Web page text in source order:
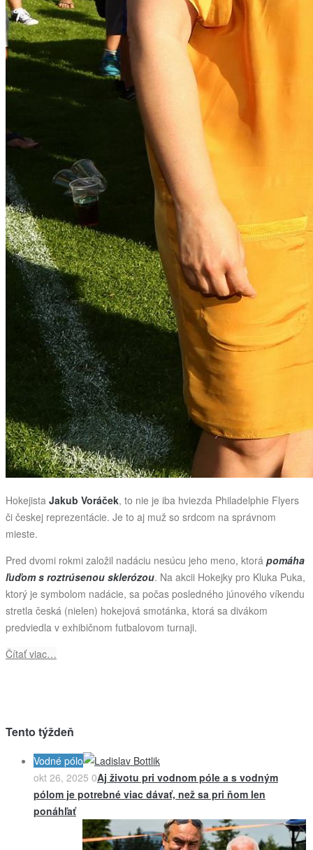
Hokejista Jakub Voráček, to nie je iba hviezda Philadelphie Flyers
či českej reprezentácie. Je to aj muž so srdcom na správnom
mieste.
Pred dvomi rokmi založil nadáciu nesúcu jeho meno, ktorá pomáha
ľuďom s roztrúsenou sklerózou. Na akcii Hokejky pro Kluka Puka,
ktorý je symbolom nadácie, sa počas posledného júnového víkendu
stretla česká (nielen) hokejová smotánka, ktorá sa divákom
predviedla v exhibičnom futbalovom turnaji.
Čítať viac…
Tento týždeň
Vodné pólo
okt 26, 2025 0Aj životu pri vodnom póle a s vodným
pólom je potrebné viac dávať, než sa pri ňom len
ponáhľať